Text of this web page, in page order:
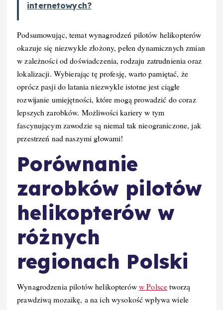
internetowych?
Podsumowując, temat wynagrodzeń pilotów helikopterów
okazuje się niezwykle złożony, pełen dynamicznych zmian
w zależności od doświadczenia, rodzaju zatrudnienia oraz
lokalizacji. Wybierając tę profesję, warto pamiętać, że
oprócz pasji do latania niezwykle istotne jest ciągłe
rozwijanie umiejętności, które mogą prowadzić do coraz
lepszych zarobków. Możliwości kariery w tym
fascynującym zawodzie są niemal tak nieograniczone, jak
przestrzeń nad naszymi głowami!
Porównanie
zarobków pilotów
helikopterów w
różnych
regionach Polski
Wynagrodzenia pilotów helikopteróww Polscetworzą
prawdziwą mozaikę, a na ich wysokość wpływa wiele